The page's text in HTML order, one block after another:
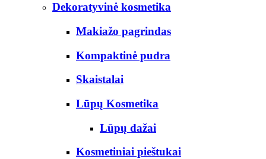
Dekoratyvinė kosmetika
Makiažo pagrindas
Kompaktinė pudra
Skaistalai
Lūpų Kosmetika
Lūpų dažai
Kosmetiniai pieštukai